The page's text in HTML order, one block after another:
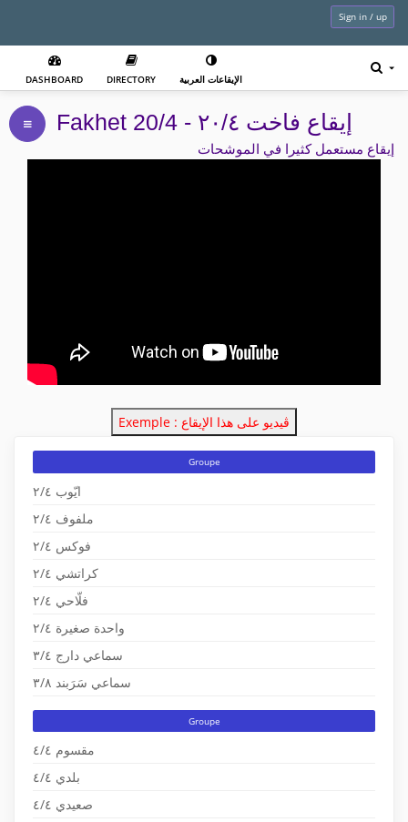
Sign in / up
DASHBOARD DIRECTORY الإيقاعات العربية
Fakhet 20/4 - إيقاع فاخت ٢٠/٤
إيقاع مستعمل كثيرا في الموشحات
Exemple : ڤيديو على هذا الإيقاع
Groupe
ايّوب ٢/٤
ملفوف ٢/٤
فوكس ٢/٤
كراتشي ٢/٤
فلّاحي ٢/٤
واحدة صغيرة ٢/٤
سماعي دارج ٣/٤
سماعي سَرَبند ٣/٨
Groupe
مقسوم ٤/٤
بلدي ٤/٤
صعيدي ٤/٤